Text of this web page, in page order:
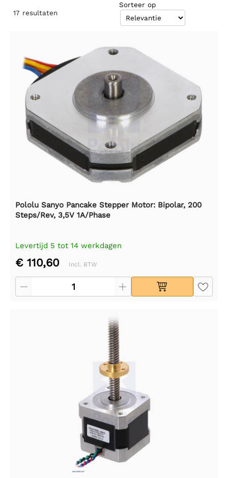
17 resultaten
Sorteer op
Pololu Sanyo Pancake Stepper Motor: Bipolar, 200
Steps/Rev, 3,5V 1A/Phase
Levertijd 5 tot 14 werkdagen
€ 110,60 Incl. BTW